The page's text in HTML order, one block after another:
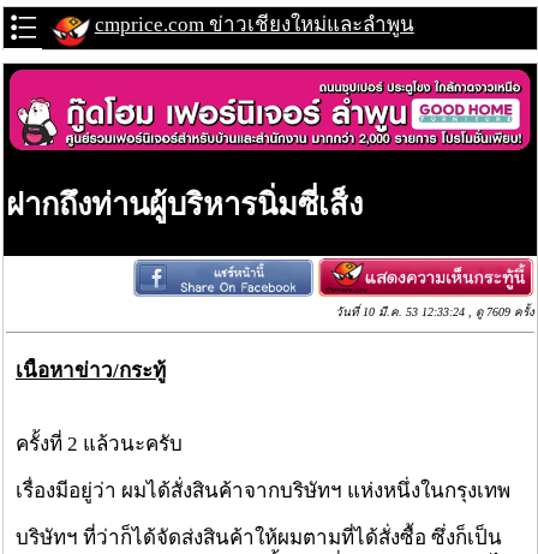
cmprice.com ข่าวเชียงใหม่และลำพูน
ฝากถึงท่านผู้บริหารนิ่มซี่เส็ง
วันที่ 10 มี.ค. 53 12:33:24 , ดู 7609 ครั้ง
เนื้อหาข่าว/กระทู้
ครั้งที่ 2 แล้วนะครับ
เรื่องมีอยู่ว่า ผมได้สั่งสินค้าจากบริษัทฯ แห่งหนึ่งในกรุงเทพ
บริษัทฯ ที่ว่าก็ได้จัดส่งสินค้าให้ผมตามที่ได้สั่งซื้อ ซึ่งก็เป็น